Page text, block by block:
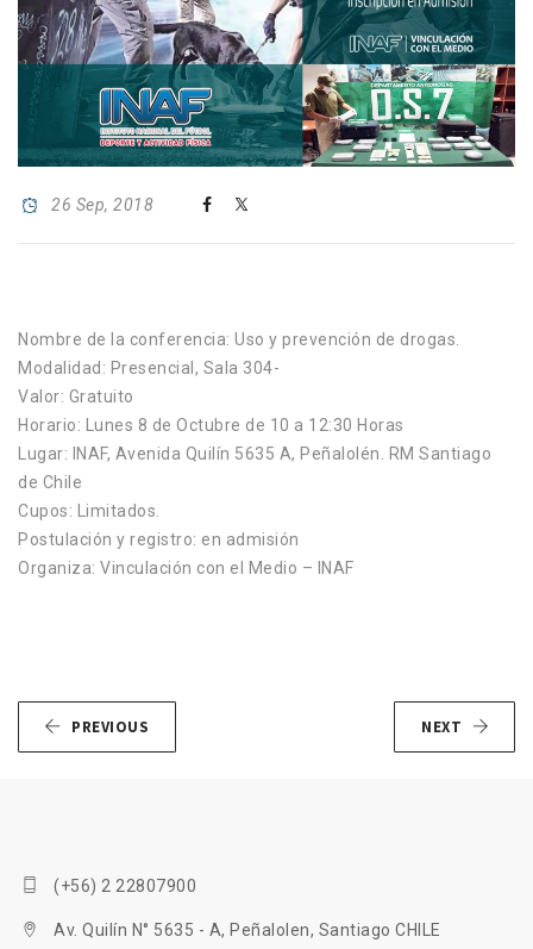
26 Sep, 2018
Nombre de la conferencia: Uso y prevención de drogas.
Modalidad: Presencial, Sala 304-
Valor: Gratuito
Horario: Lunes 8 de Octubre de 10 a 12:30 Horas
Lugar: INAF, Avenida Quilín 5635 A, Peñalolén. RM Santiago
de Chile
Cupos: Limitados.
Postulación y registro: en admisión
Organiza: Vinculación con el Medio – INAF
PREVIOUS NEXT
(+56) 2 22807900
Av. Quilín N° 5635 - A, Peñalolen, Santiago CHILE